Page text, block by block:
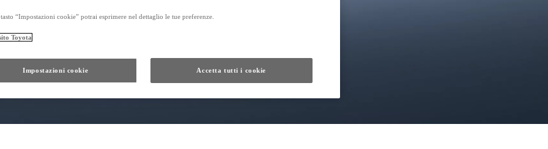
Contattaci
Trova
“Impostazioni cookie” potrai esprimere nel dettaglio le tue preferenze.
Toyota
Impostazioni cookie Accetta tutti i cookie